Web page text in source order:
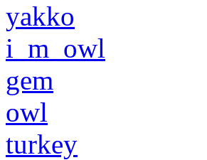
yakko
i_m_owl
gem
owl
turkey